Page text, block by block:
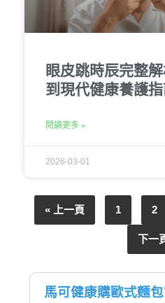
眼皮跳時辰完整
到現代健康養護
閱讀更多 »
2026-03-01
« 上一頁 1 2
下一
馬可健康購歐式麵